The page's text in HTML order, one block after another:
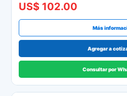
US$ 102.00
Más
Agregar a
Consultar por